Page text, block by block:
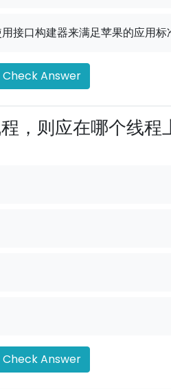
接口构建器来满足苹果的应用标
Check Answer
，则应在哪个线程
Check Answer